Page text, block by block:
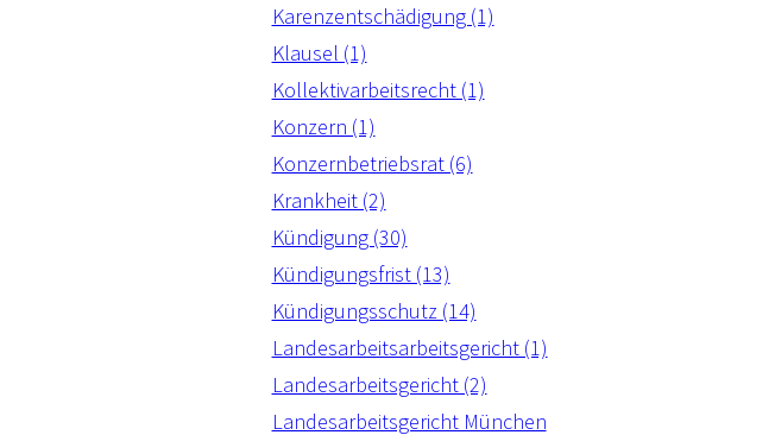
Karenzentschädigung (1)
Klausel (1)
Kollektivarbeitsrecht (1)
Konzern (1)
Konzernbetriebsrat (6)
Krankheit (2)
Kündigung (30)
Kündigungsfrist (13)
Kündigungsschutz (14)
Landesarbeitsarbeitsgericht (1)
Landesarbeitsgericht (2)
Landesarbeitsgericht München